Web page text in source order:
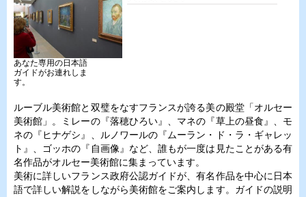
あなた専用の日本語
ガイドがお連れしま
す。
ルーブル美術館と双璧をなすフランスが誇る美の殿堂「オルセー
美術館」。ミレーの『落穂ひろい』、マネの『草上の昼食』、モ
ネの『ヒナゲシ』、ルノワールの『ムーラン・ド・ラ・ギャレッ
ト』、ゴッホの『自画像』など、誰もが一度は見たことがある有
名作品がオルセー美術館に集まっています。
美術に詳しいフランス政府公認ガイドが、有名作品を中心に日本
語で詳しい解説をしながら美術館をご案内します。ガイドの説明